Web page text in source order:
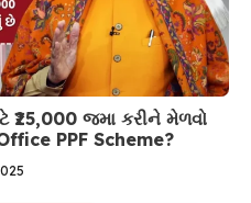
₹25,000 જમા કરીને મેળવો
PPF Scheme?